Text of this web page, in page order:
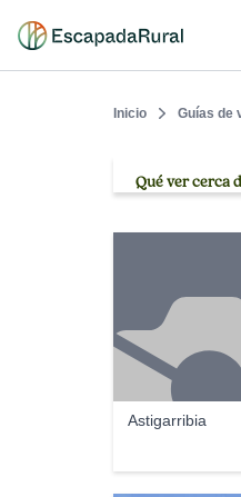
Inicio Guías de
Qué ver cerca
Astigarribia